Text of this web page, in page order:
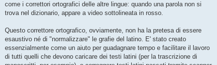
come i correttori ortografici delle altre lingue: quando una parola non si
trova nel dizionario, appare a video sottolineata in rosso.
Questo correttore ortografico, ovviamente, non ha la pretesa di essere
esaustivo né di "normalizzare" le grafie del latino. E' stato creato
essenzialmente come un aiuto per guadagnare tempo e facilitare il lavoro
di tutti quelli che devono caricare dei testi latini (per la trascrizione di